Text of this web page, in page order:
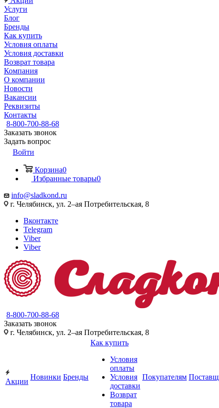
Услуги
Блог
Бренды
Как купить
Условия оплаты
Условия доставки
Возврат товара
Компания
О компании
Новости
Вакансии
Реквизиты
Контакты
8-800-700-88-68
Заказать звонок
Задать вопрос
Войти
Корзина0
Избранные товары0
info@sladkond.ru
г. Челябинск, ул. 2–ая Потребительская, 8
Вконтакте
Telegram
Viber
Viber
8-800-700-88-68
Заказать звонок
г. Челябинск, ул. 2–ая Потребительская, 8
Акции
Новинки Бренды
Как купить
Условия
оплаты
Условия
доставки
Возврат
товара
Покупателям